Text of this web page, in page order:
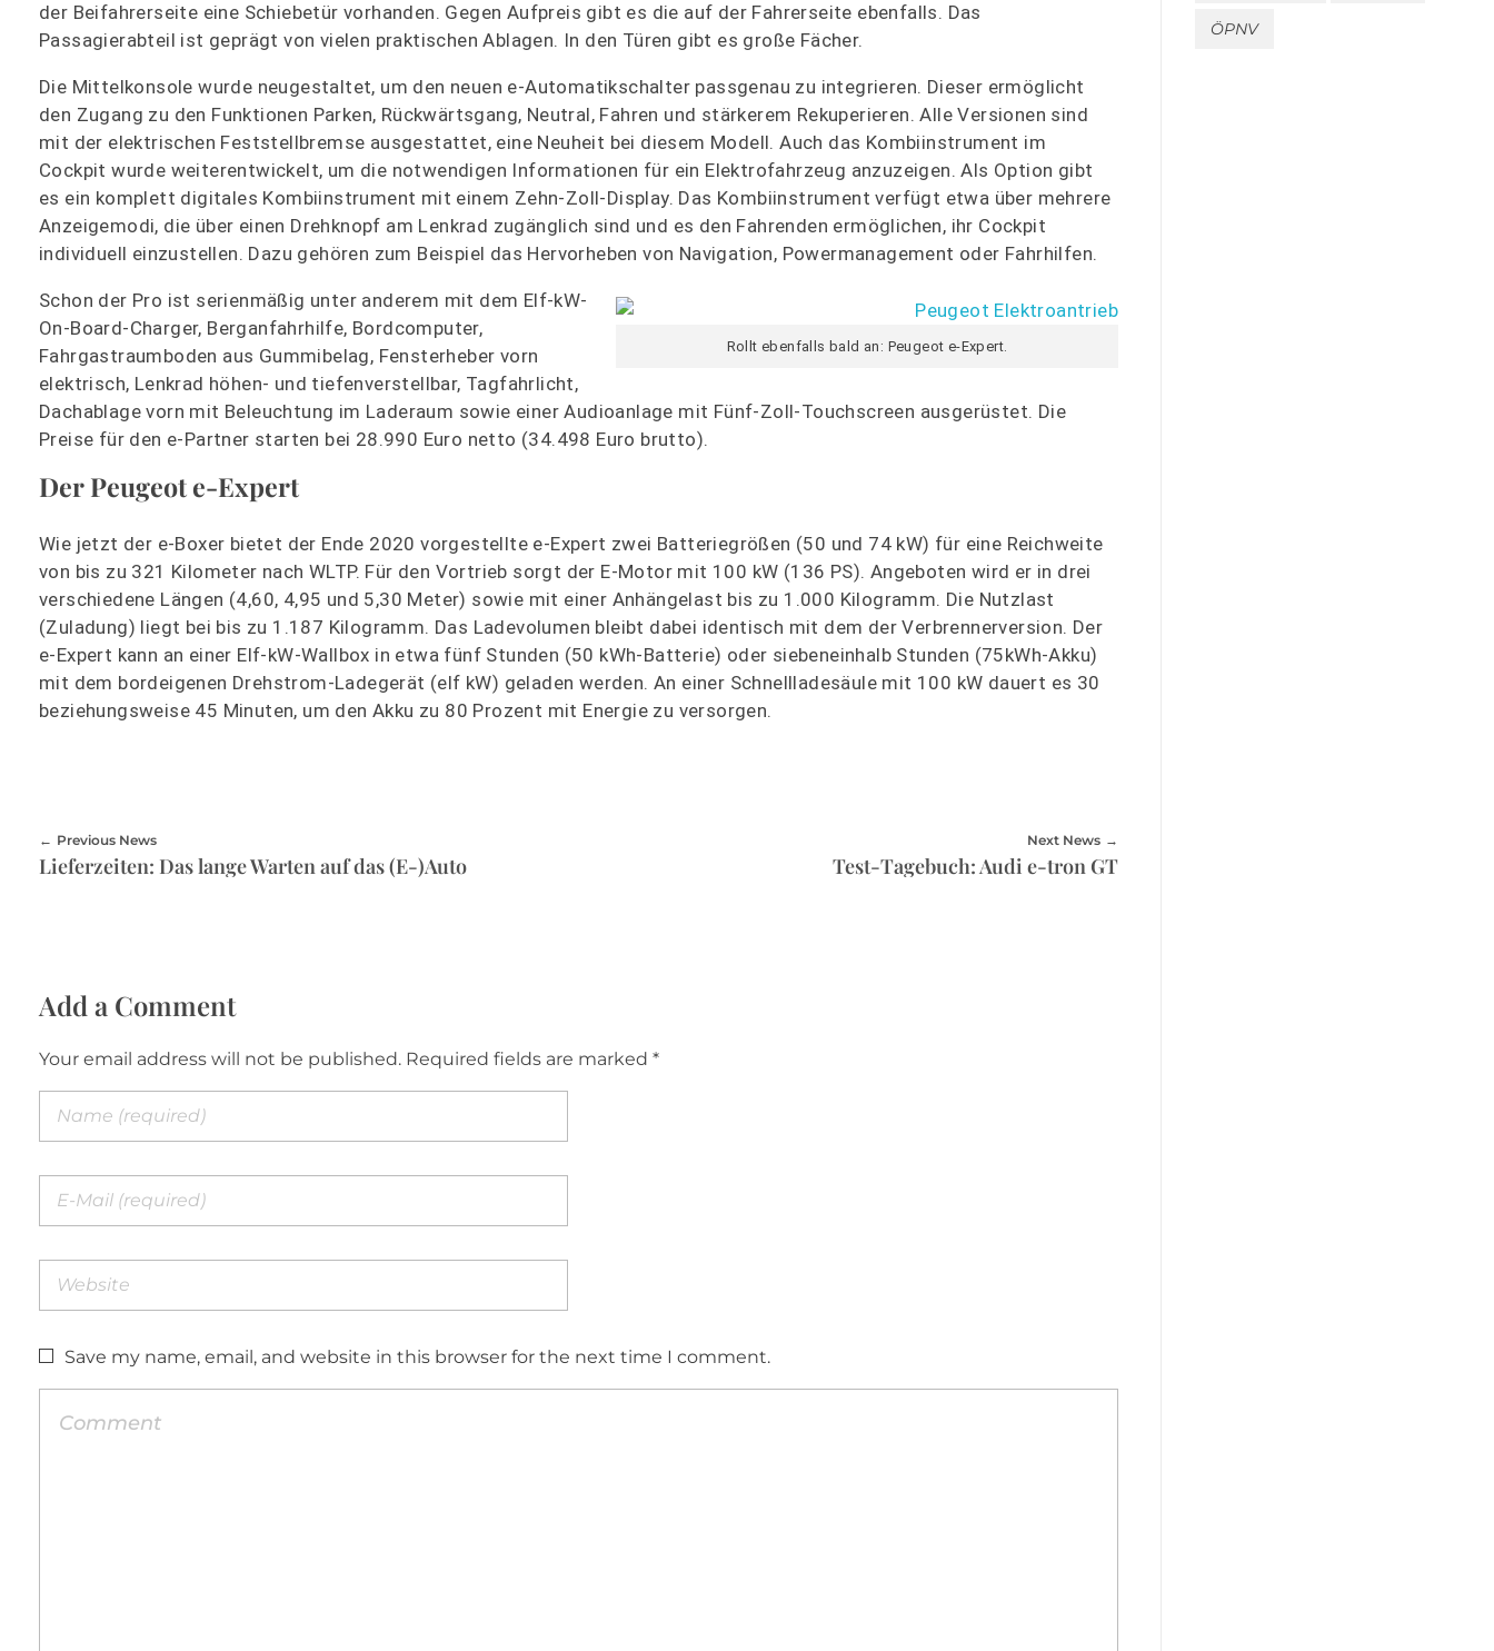
der Beifahrerseite eine Schiebetür vorhanden. Gegen Aufpreis gibt es die auf der Fahrerseite ebenfalls. Das
Passagierabteil ist geprägt von vielen praktischen Ablagen. In den Türen gibt es große Fächer.
Die Mittelkonsole wurde neugestaltet, um den neuen e-Automatikschalter passgenau zu integrieren. Dieser ermöglicht
den Zugang zu den Funktionen Parken, Rückwärtsgang, Neutral, Fahren und stärkerem Rekuperieren. Alle Versionen sind
mit der elektrischen Feststellbremse ausgestattet, eine Neuheit bei diesem Modell. Auch das Kombiinstrument im
Cockpit wurde weiterentwickelt, um die notwendigen Informationen für ein Elektrofahrzeug anzuzeigen. Als Option gibt
es ein komplett digitales Kombiinstrument mit einem Zehn-Zoll-Display. Das Kombiinstrument verfügt etwa über mehrere
Anzeigemodi, die über einen Drehknopf am Lenkrad zugänglich sind und es den Fahrenden ermöglichen, ihr Cockpit
individuell einzustellen. Dazu gehören zum Beispiel das Hervorheben von Navigation, Powermanagement oder Fahrhilfen.
Rollt ebenfalls bald an: Peugeot e-Expert.
Schon der Pro ist serienmäßig unter anderem mit dem Elf-kW-
On-Board-Charger, Berganfahrhilfe, Bordcomputer,
Fahrgastraumboden aus Gummibelag, Fensterheber vorn
elektrisch, Lenkrad höhen- und tiefenverstellbar, Tagfahrlicht,
Dachablage vorn mit Beleuchtung im Laderaum sowie einer Audioanlage mit Fünf-Zoll-Touchscreen ausgerüstet. Die
Preise für den e-Partner starten bei 28.990 Euro netto (34.498 Euro brutto).
Der Peugeot e-Expert
Wie jetzt der e-Boxer bietet der Ende 2020 vorgestellte e-Expert zwei Batteriegrößen (50 und 74 kW) für eine Reichweite
von bis zu 321 Kilometer nach WLTP. Für den Vortrieb sorgt der E-Motor mit 100 kW (136 PS). Angeboten wird er in drei
verschiedene Längen (4,60, 4,95 und 5,30 Meter) sowie mit einer Anhängelast bis zu 1.000 Kilogramm. Die Nutzlast
(Zuladung) liegt bei bis zu 1.187 Kilogramm. Das Ladevolumen bleibt dabei identisch mit dem der Verbrennerversion. Der
e-Expert kann an einer Elf-kW-Wallbox in etwa fünf Stunden (50 kWh-Batterie) oder siebeneinhalb Stunden (75kWh-Akku)
mit dem bordeigenen Drehstrom-Ladegerät (elf kW) geladen werden. An einer Schnellladesäule mit 100 kW dauert es 30
beziehungsweise 45 Minuten, um den Akku zu 80 Prozent mit Energie zu versorgen.
Previous News
Lieferzeiten: Das lange Warten auf das (E-)Auto
Next News
Test-Tagebuch: Audi e-tron GT
Add a Comment
Your email address will not be published. Required fields are marked *
Save my name, email, and website in this browser for the next time I comment.
ÖPNV